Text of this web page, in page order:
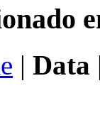
| Data